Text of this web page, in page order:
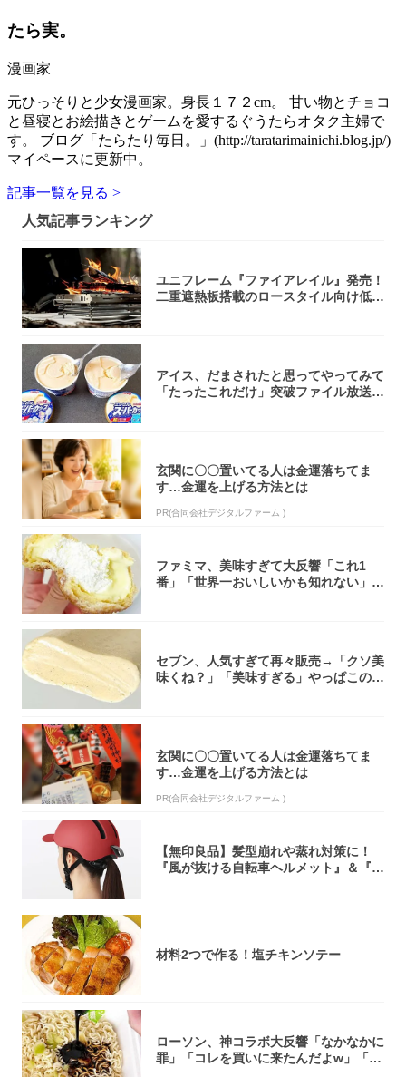
たら実。
漫画家
元ひっそりと少女漫画家。身長１７２cm。 甘い物とチョコ
と昼寝とお絵描きとゲームを愛するぐうたらオタク主婦で
す。 ブログ「たらたり毎日。」(http://taratarimainichi.blog.jp/)
マイペースに更新中。
記事一覧を見る >
人気記事ランキング
ユニフレーム『ファイアレイル』発売！
二重遮熱板搭載のロースタイル向け低型
アイス、だまされたと思ってやってみて
「たったこれだけ」突破ファイル放送で
玄関に〇〇置いてる人は金運落ちてま
す…金運を上げる方法とは
PR(合同会社デジタルファーム )
ファミマ、美味すぎて大反響「これ1
番」「世界一おいしいかも知れない」
セブン、人気すぎて再々販売→「クソ美
味くね？」「美味すぎる」やっぱこのク
玄関に〇〇置いてる人は金運落ちてま
す…金運を上げる方法とは
PR(合同会社デジタルファーム )
【無印良品】髪型崩れや蒸れ対策に！
『風が抜ける自転車ヘルメット』＆『2
材料2つで作る！塩チキンソテー
ローソン、神コラボ大反響「なかなかに
罪」「コレを買いに来たんだよw」「３